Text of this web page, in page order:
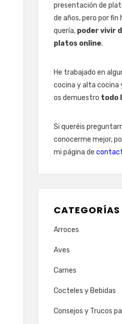
presentación de
de años, pero por fin
quería, poder vivir
platos online.
He trabajado en
cocina y alta cocina
os demuestro todo
Si queréis
conocerme mejor,
mi página de
CATEGORÍAS
Arroces
Aves
Carnes
Cocteles y Bebidas
Consejos y Trucos